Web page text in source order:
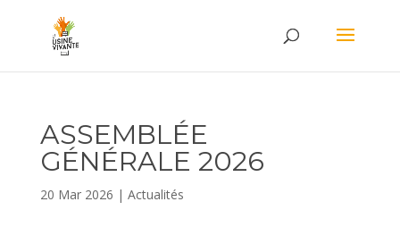
ASSEMBLÉE
GÉNÉRALE 2026
20 Mar 2026 | Actualités